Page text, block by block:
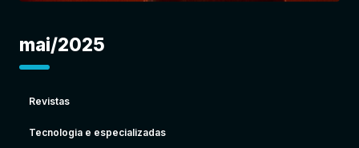
mai/2025
Revistas
Tecnologia e especializadas